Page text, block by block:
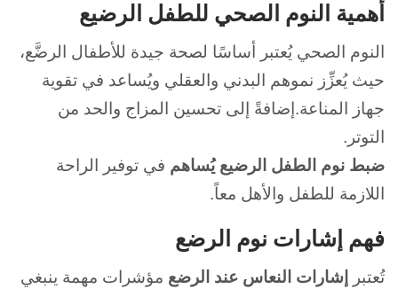
أهمية النوم الصحي للطفل الرضيع
النوم الصحي يُعتبر أساسًا لصحة جيدة للأطفال الرضَّع،
حيث يُعزِّز نموهم البدني والعقلي ويُساعد في تقوية
جهاز المناعة. إضافةً إلى تحسين المزاج والحد من
التوتر.
ضبط نوم الطفل الرضيع يُساهم في توفير الراحة
اللازمة للطفل والأهل معاً.
فهم إشارات نوم الرضع
تُعتبر إشارات النعاس عند الرضع مؤشرات مهمة ينبغي